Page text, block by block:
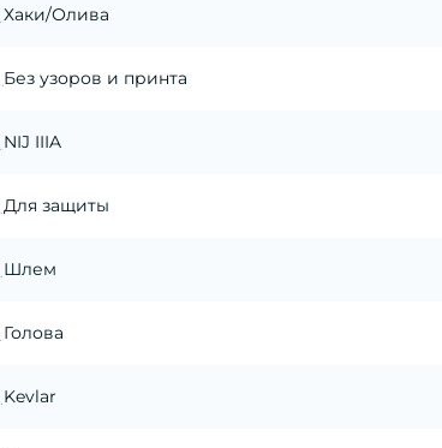
Хаки/Олива
Без узоров и принта
NIJ IIIA
Для защиты
Шлем
Голова
Kevlar